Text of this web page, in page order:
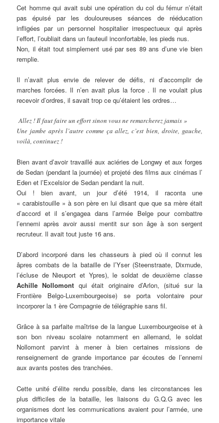
Cet homme qui avait subi une opération du col du fémur n’était
pas épuisé par les douloureuses séances de rééducation
infligées par un personnel hospitalier irrespectueux qui après
l’effort, l’oubliait dans un fauteuil inconfortable, les pieds nus.
Non, il était tout simplement usé par ses 89 ans d’une vie bien
remplie.
Il n’avait plus envie de relever de défis, ni d’accomplir de
marches forcées. Il n’en avait plus la force . Il ne voulait plus
recevoir d’ordres, il savait trop ce qu’étaient les ordres…
Allez ! Il faut faire un effort sinon vous ne remarcherez jamais »
Une jambe après l’autre comme ça allez, c’est bien, droite, gauche,
voilà, continuez !
Bien avant d’avoir travaillé aux aciéries de Longwy et aux forges
de Sedan (pendant la journée) et projeté des films aux cinémas l’
Eden et l’Excelsior de Sedan pendant la nuit.
Oui ! bien avant, un jour d’été 1914, il raconta une
« carabistouille » à son père en lui disant que que sa mère était
d’accord et il s’engagea dans l’armée Belge pour combattre
l’ennemi après avoir aussi mentit sur son âge à son sergent
recruteur. Il avait tout juste 16 ans.
D’abord incorporé dans les chasseurs à pied où il connut les
âpres combats de la bataille de l’Yser (Steenstraate, Dixmude,
l’écluse de Nieuport et Ypres), le soldat de deuxième classe
Achille Nollomont qui était originaire d’Arlon, (situé sur la
Frontière Belgo-Luxembourgeoise) se porta volontaire pour
incorporer la 1 ère Compagnie de télégraphie sans fil.
Grâce à sa parfaite maîtrise de la langue Luxembourgeoise et à
son bon niveau scolaire notamment en allemand, le soldat
Nollomont parvint à mener à bien certaines missions de
renseignement de grande importance par écoutes de l’ennemi
aux avants postes des tranchées.
Cette unité d’élite rendu possible, dans les circonstances les
plus difficiles de la bataille, les liaisons du G.Q.G avec les
organismes dont les communications avaient pour l’armée, une
importance vitale